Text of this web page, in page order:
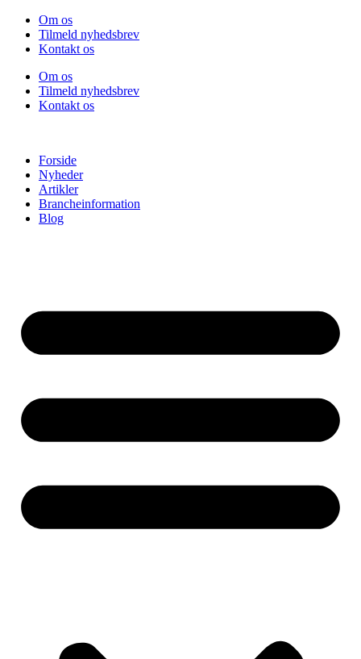
Videre
indhold
Om os
Tilmeld nyhedsbrev
Kontakt os
Om os
Tilmeld nyhedsbrev
Kontakt os
Forside
Nyheder
Artikler
Brancheinformation
Blog